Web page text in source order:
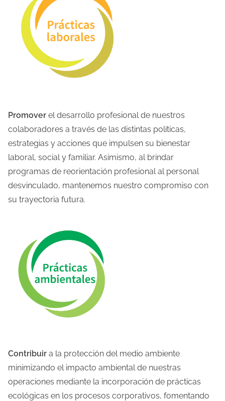
Promover el desarrollo profesional de nuestros
colaboradores a través de las distintas políticas,
estrategias y acciones que impulsen su bienestar
laboral, social y familiar. Asimismo, al brindar
programas de reorientación profesional al personal
desvinculado, mantenemos nuestro compromiso con
su trayectoria futura.
Contribuir a la protección del medio ambiente
minimizando el impacto ambiental de nuestras
operaciones mediante la incorporación de prácticas
ecológicas en los procesos corporativos, fomentando